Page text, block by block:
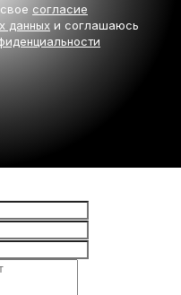
согласие
данных и соглашаюсь